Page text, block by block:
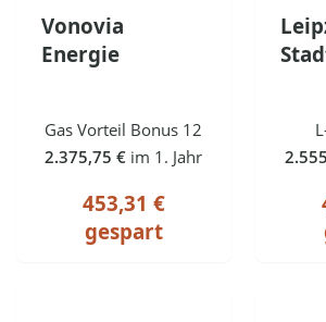
Vonovia
Energie
Gas Vorteil Bonus 12
2.375,75 € im 1. Jahr
453,31 €
gespart